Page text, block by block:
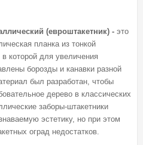
(евроштакетник) - это
планка из тонкой
которой для увеличения
борозды и канавки разной
был разработан, чтобы
дерево в классических
заборы-штакетники
эстетику, но при этом
оград недостатков.